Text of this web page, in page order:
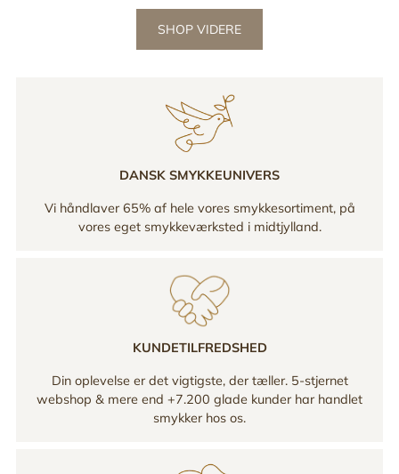
SHOP VIDERE
DANSK SMYKKEUNIVERS
Vi håndlaver 65% af hele vores smykkesortiment, på
vores eget smykkeværksted i midtjylland.
KUNDETILFREDSHED
Din oplevelse er det vigtigste, der tæller. 5-stjernet
webshop & mere end +7.200 glade kunder har handlet
smykker hos os.